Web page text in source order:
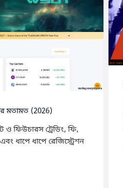
মতামত (2026)
ফিউচারস ট্রেডিং, ফি,
ধাপে ধাপে রেজিস্ট্রেশন